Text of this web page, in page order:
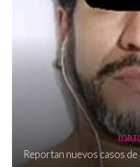
Reportan nuevos casos